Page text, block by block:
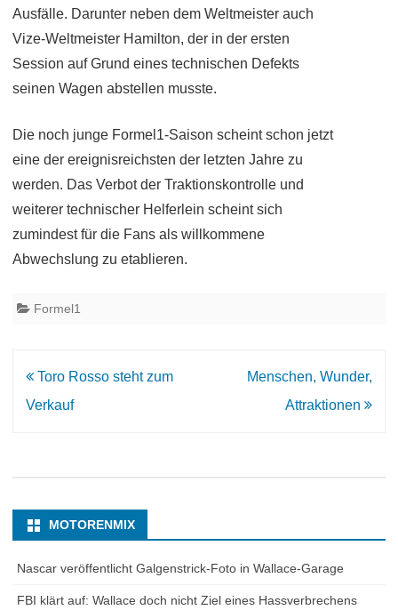
Ausfälle. Darunter neben dem Weltmeister auch
Vize-Weltmeister Hamilton, der in der ersten
Session auf Grund eines technischen Defekts
seinen Wagen abstellen musste.
Die noch junge Formel1-Saison scheint schon jetzt
eine der ereignisreichsten der letzten Jahre zu
werden. Das Verbot der Traktionskontrolle und
weiterer technischer Helferlein scheint sich
zumindest für die Fans als willkommene
Abwechslung zu etablieren.
Formel1
Beitrags-
Navigation
Toro Rosso steht zum
Verkauf
Menschen, Wunder,
Attraktionen
MOTORENMIX
Nascar veröffentlicht Galgenstrick-Foto in Wallace-Garage
FBI klärt auf: Wallace doch nicht Ziel eines Hassverbrechens